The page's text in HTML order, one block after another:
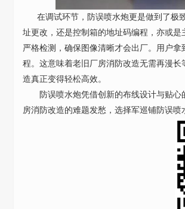
在调试环节，防误喷水炮更是做到了极
址更改，还是控制箱的地址码编程，亦或
严格检测，确保图像清晰才会出厂。用户
程。这意味着老旧厂房消防改造无需再漫
造真正变得轻松高效。
防误喷水炮凭借创新的布线设计与贴心
房消防改造的难题发愁，选择军巡铺防误喷